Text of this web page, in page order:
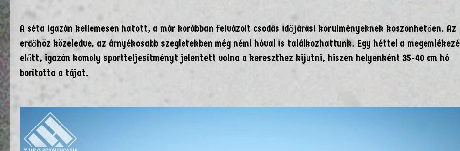
A séta igazán kellemesen hatott, a már korábban felvázolt csodás időjárási körülményeknek köszönhetően. Az
erdőhöz közeledve, az árnyékosabb szegletekben még némi hóval is találkozhattunk. Egy héttel a
előtt, igazán komoly sportteljesítményt jelentett volna a kereszthez kijutni, hiszen helyenként 35-40 cm hó
borította a tájat.